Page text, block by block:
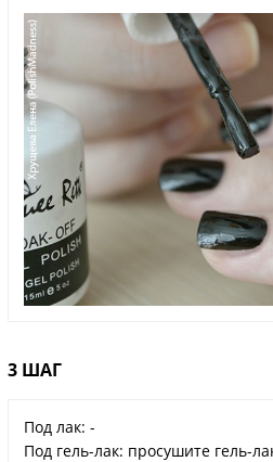
3 ШАГ
Под лак: -
Под гель-лак: просушите гель-